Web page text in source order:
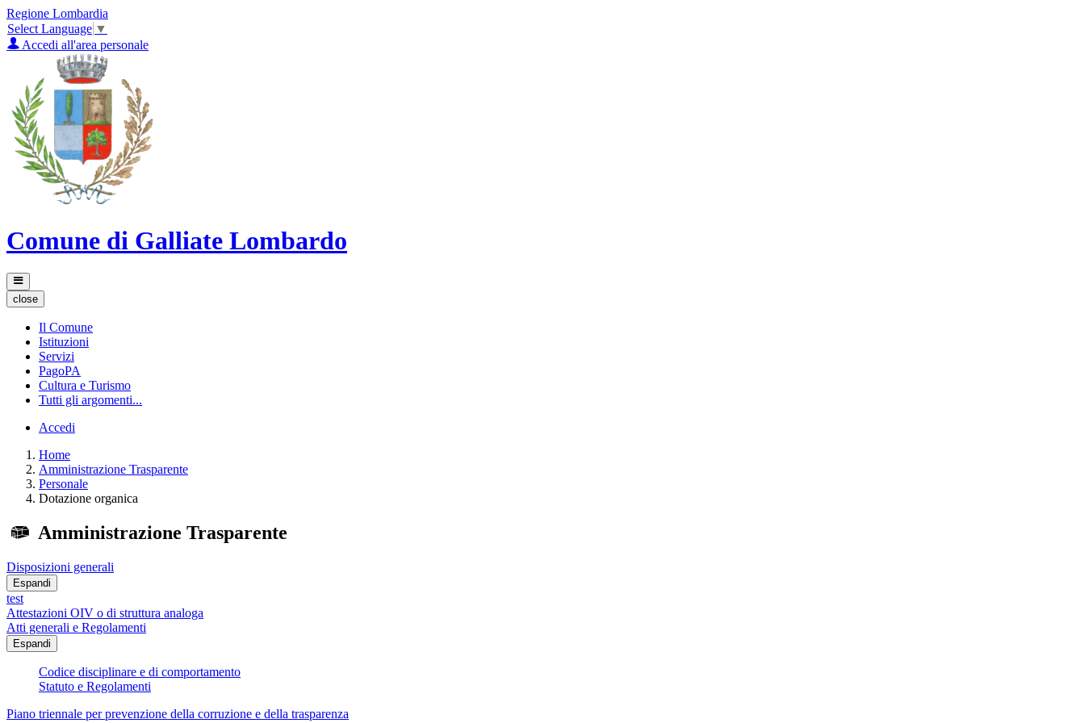
Regione Lombardia
Select Language ▼
Accedi all'area personale
Comune di Galliate Lombardo
close
Il Comune
Istituzioni
Servizi
PagoPA
Cultura e Turismo
Tutti gli argomenti...
Accedi
Home
Amministrazione Trasparente
Personale
Dotazione organica
Amministrazione Trasparente
Disposizioni generali
Espandi
test
Attestazioni OIV o di struttura analoga
Atti generali e Regolamenti
Espandi
Codice disciplinare e di comportamento
Statuto e Regolamenti
Piano triennale per prevenzione della corruzione e della trasparenza